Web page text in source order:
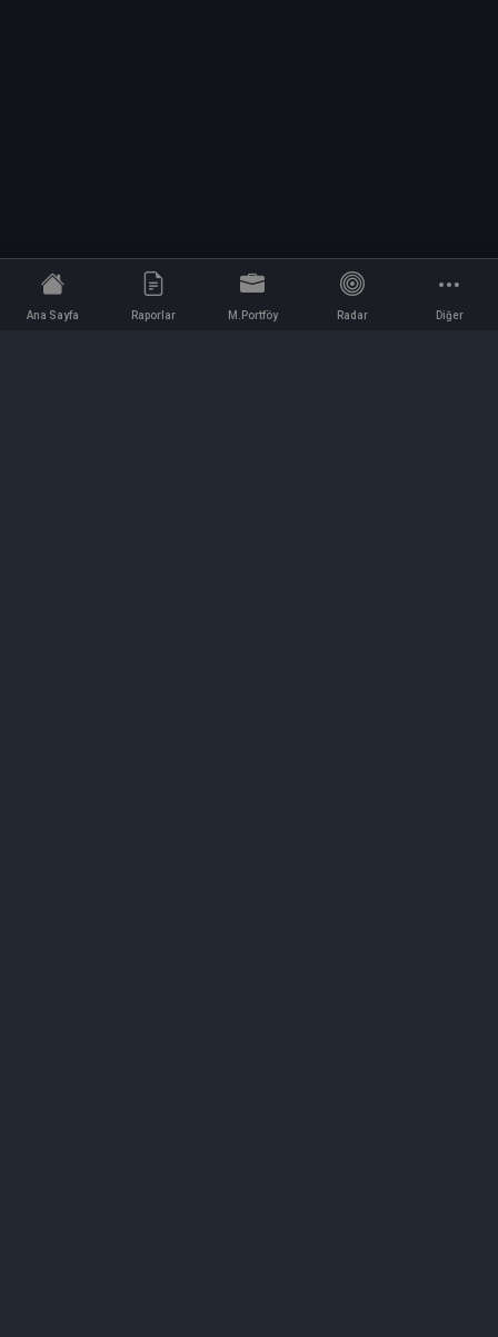
Ana Sayfa Raporlar M.Portföy Radar Diğer